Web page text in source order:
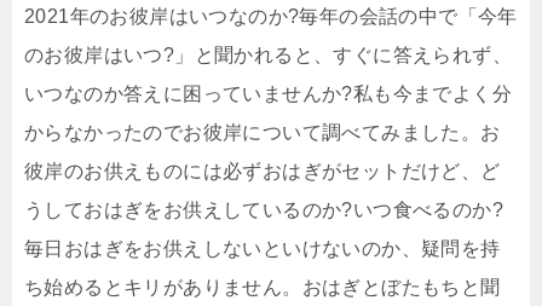
2021年のお彼岸はいつなのか?毎年の会話の中で「今年
のお彼岸はいつ?」と聞かれると、すぐに答えられず、
いつなのか答えに困っていませんか?私も今までよく分
からなかったのでお彼岸について調べてみました。お
彼岸のお供えものには必ずおはぎがセットだけど、ど
うしておはぎをお供えしているのか?いつ食べるのか?
毎日おはぎをお供えしないといけないのか、疑問を持
ち始めるとキリがありません。おはぎとぼたもちと聞